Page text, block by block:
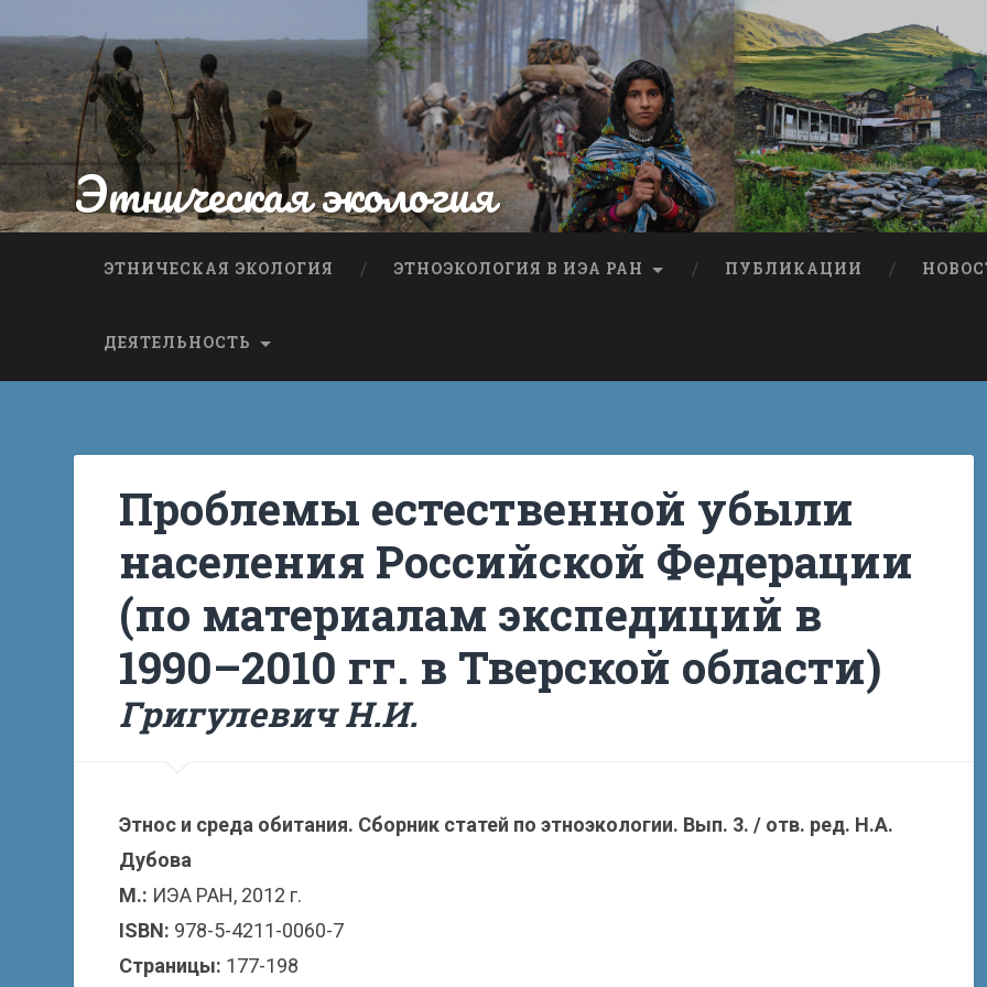
Этническая экология
ЭТНИЧЕСКАЯ ЭКОЛОГИЯ ЭТНОЭКОЛОГИЯ В ИЭА РАН ПУБЛИКАЦИИ
ДЕЯТЕЛЬНОСТЬ
Проблемы естественной убыли
населения Российской Федерации
(по материалам экспедиций в
1990–2010 гг. в Тверской области)
Григулевич Н.И.
Этнос и среда обитания. Сборник статей по этноэкологии. Вып. 3. / отв. ред. Н.А.
Дубова
М.: ИЭА РАН, 2012 г.
ISBN: 978-5-4211-0060-7
Страницы: 177-198